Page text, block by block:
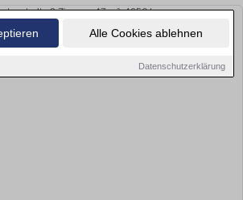
Alle Cookies ablehnen
Datenschutzerklärung